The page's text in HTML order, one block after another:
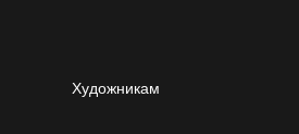
Художникам